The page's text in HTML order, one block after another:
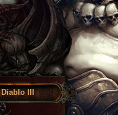
Diablo III